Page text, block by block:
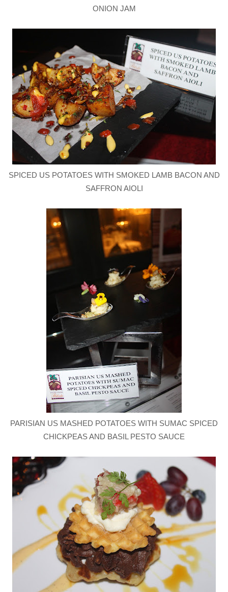
ONION JAM
SPICED US POTATOES WITH SMOKED LAMB BACON AND
SAFFRON AIOLI
PARISIAN US MASHED POTATOES WITH SUMAC SPICED
CHICKPEAS AND BASIL PESTO SAUCE